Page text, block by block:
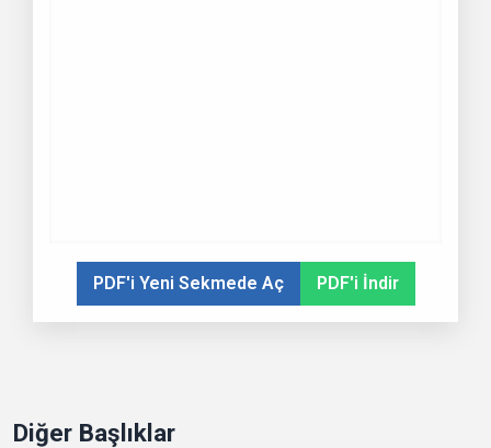
Diğer Başlıklar
PDF'i Yeni Sekmede Aç PDF'i İndir